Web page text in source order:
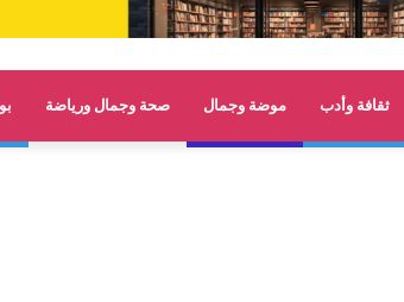
ثقافة وأدب موضة وجمال صحة وجمال ورياضة